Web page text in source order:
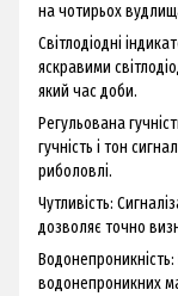
на чотирьох
Світлодіодні
яскравими
який час доби.
Регульована
гучність і тон
риболовлі.
Чутливість:
дозволяє точно
водонепроникних